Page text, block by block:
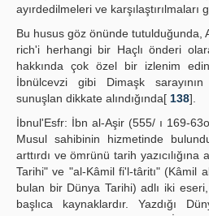
ayırdedilmeleri ve karşılaştırılmaları
Bu husus göz önünde tutulduğunda,
rich'i herhangi bir Haçlı önderi
hakkında çok özel bir izlenim
İbnülcevzi gibi Dimaşk
sunuşlan dikkate alındığında[ 138].
İbnul'Esfr: İbn al-Aşir (555/ ı 169-
Musul sahibinin hizmetinde
arttırdı ve ömrünü tarih
Tarihi" ve "al-Kâmil fi'l-târitı" (Kâmil
bulan bir Dünya Tarihi) adlı iki
başlıca kaynaklardır. Yazdığı